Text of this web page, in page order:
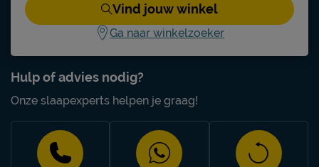
Hulp of advies nodig?
Onze slaapexperts helpen je graag!
Vind jouw winkel
Ga naar winkelzoeker